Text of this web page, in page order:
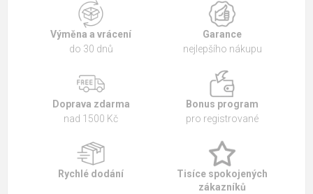
Výměna a vrácení
do 30 dnů
Garance
nejlepšího nákupu
Doprava zdarma
nad 1500 Kč
Bonus program
pro registrované
Rychlé dodání
Tisíce spokojených
zákazníků